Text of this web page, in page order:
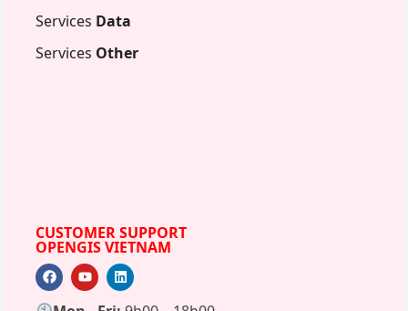
Services Data
Services Other
CUSTOMER SUPPORT
OPENGIS VIETNAM